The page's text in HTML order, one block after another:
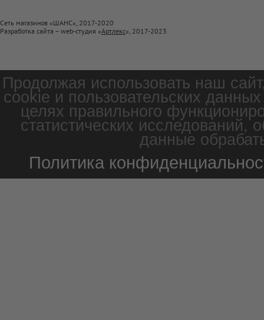
Сеть магазинов «ШАНС», 2017-2020
Разработка сайта – web-студия «Артлекс», 2017-2023
Продолжая использовать наш
cookie и пользовательских
целях правильного
статистических
данные
Политика